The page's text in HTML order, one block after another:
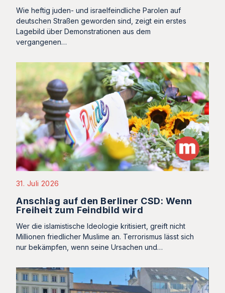
Wie heftig juden- und israelfeindliche Parolen auf
deutschen Straßen geworden sind, zeigt ein erstes
Lagebild über Demonstrationen aus dem
vergangenen…
31. Juli 2026
Anschlag auf den Berliner CSD: Wenn
Freiheit zum Feindbild wird
Wer die islamistische Ideologie kritisiert, greift nicht
Millionen friedlicher Muslime an. Terrorismus lässt sich
nur bekämpfen, wenn seine Ursachen und…